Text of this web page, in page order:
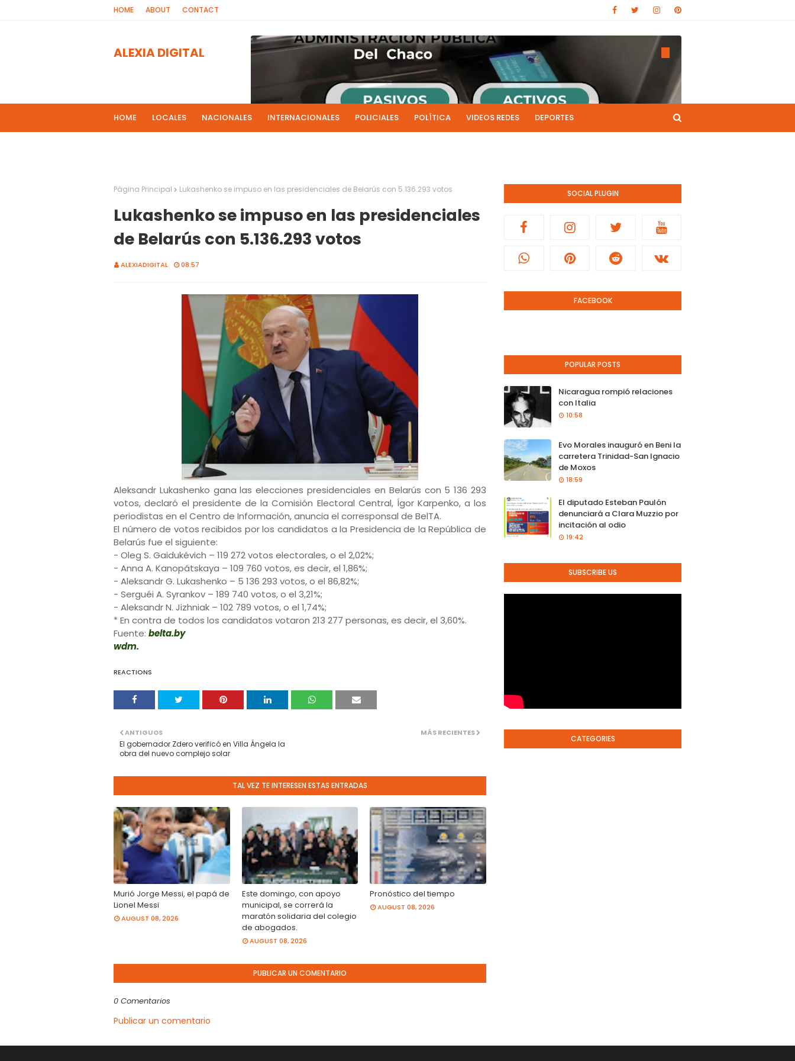
HOME ABOUT CONTACT
ALEXIA DIGITAL
HOME LOCALES NACIONALES INTERNACIONALES POLICIALES POLÍTICA VIDEOS REDES DEPORTES
Página Principal Lukashenko se impuso en las presidenciales de Belarús con 5.136.293 votos
Lukashenko se impuso en las presidenciales
de Belarús con 5.136.293 votos
ALEXIADIGITAL 08:57
Aleksandr Lukashenko gana las elecciones presidenciales en Belarús con 5 136 293
votos, declaró el presidente de la Comisión Electoral Central, Ígor Karpenko, a los
periodistas en el Centro de Información, anuncia el corresponsal de BelTA.
El número de votos recibidos por los candidatos a la Presidencia de la República de
Belarús fue el siguiente:
- Oleg S. Gaidukévich – 119 272 votos electorales, o el 2,02%;
- Anna A. Kanopátskaya – 109 760 votos, es decir, el 1,86%;
- Aleksandr G. Lukashenko – 5 136 293 votos, o el 86,82%;
- Serguéi A. Syrankov – 189 740 votos, o el 3,21%;
- Aleksandr N. Jizhniak – 102 789 votos, o el 1,74%;
* En contra de todos los candidatos votaron 213 277 personas, es decir, el 3,60%.
Fuente: belta.by
wdm.
REACTIONS
MÁS RECIENTES
ANTIGUOS
El gobernador Zdero verificó en Villa Ángela la
obra del nuevo complejo solar
TAL VEZ TE INTERESEN ESTAS ENTRADAS
Murió Jorge Messi, el papá de
Lionel Messi
AUGUST 08, 2026
Este domingo, con apoyo
municipal, se correrá la
maratón solidaria del colegio
de abogados.
AUGUST 08, 2026
Pronóstico del tiempo
AUGUST 08, 2026
PUBLICAR UN COMENTARIO
0 Comentarios
Publicar un comentario
SOCIAL PLUGIN
FACEBOOK
POPULAR POSTS
Nicaragua rompió relaciones
con Italia
10:58
Evo Morales inauguró en Beni la
carretera Trinidad-San Ignacio
de Moxos
18:59
El diputado Esteban Paulón
denunciará a Clara Muzzio por
incitación al odio
19:42
SUBSCRIBE US
CATEGORIES